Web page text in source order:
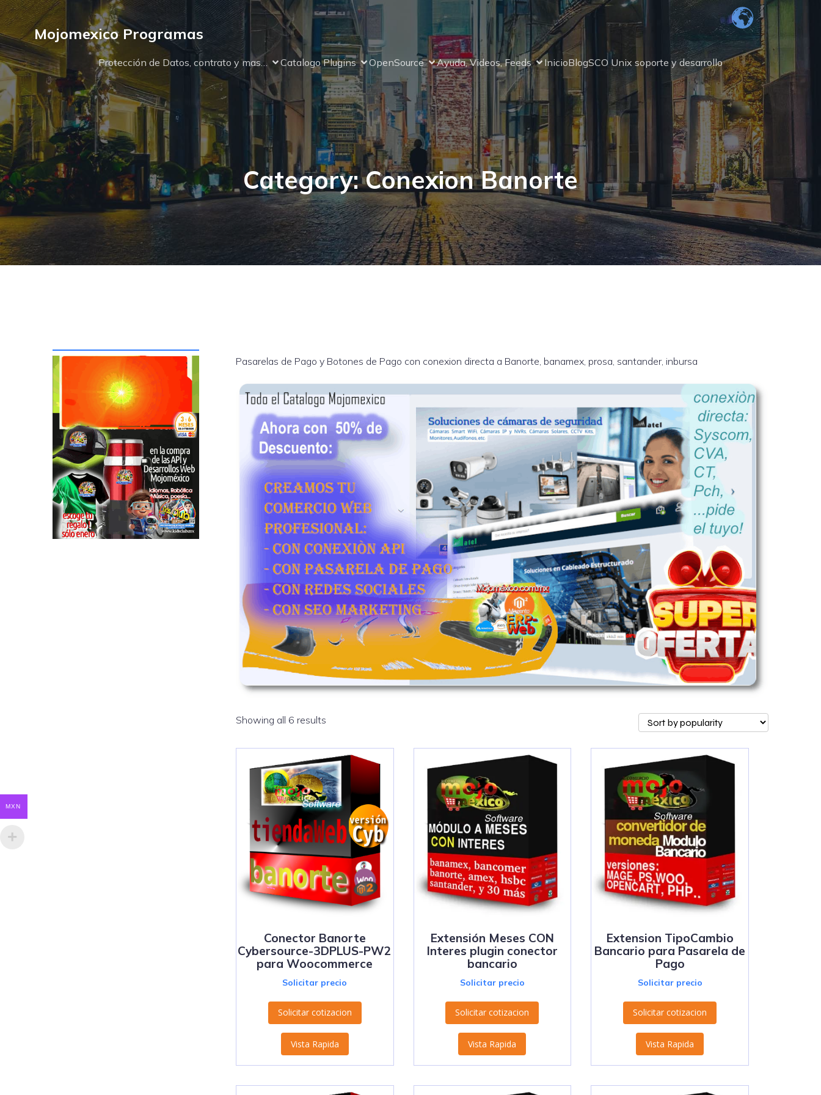
Mojomexico Programas
Protección de Datos, contrato y mas… Catalogo Plugins OpenSource Ayuda, Videos, Feeds InicioBlogSCO Unix soporte y desarrollo
Category: Conexion Banorte
Pasarelas de Pago y Botones de Pago con conexion directa a Banorte, banamex, prosa, santander, inbursa
Showing all 6 results
Conector Banorte
Cybersource-3DPLUS-PW2
para Woocommerce
Solicitar precio
Solicitar cotizacion
Vista Rapida
Extensión Meses CON
Interes plugin conector
bancario
Solicitar precio
Solicitar cotizacion
Vista Rapida
Extension TipoCambio
Bancario para Pasarela de
Pago
Solicitar precio
Solicitar cotizacion
Vista Rapida
MXN